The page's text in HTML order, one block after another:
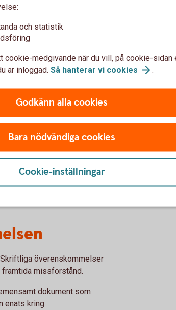
man kommit överens om
krävande.
till struktur
att arbeta vidare med de
ska verksamheten
överenskommelser
missförstånd.
dokument som
enats kring.
och statistik
cookie-medgivande när du vill, på cookie-sidan
är inloggad. Så hanterar vi cookies .
Godkänn alla cookies
Bara nödvändiga cookies
Cookie-inställningar